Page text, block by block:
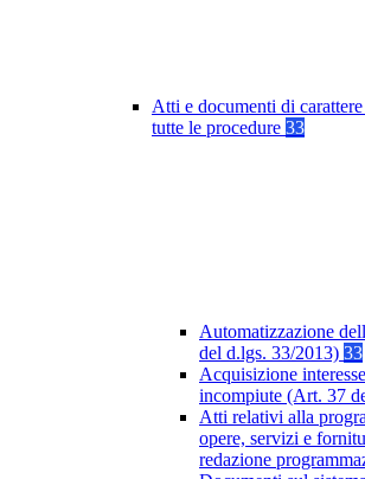
Atti e documenti di
tutte le procedure 33
Automatizzazione
del d.lgs. 33/2013) 33
Acquisizione
incompiute (Art. 37
Atti relativi alla
opere, servizi e
redazione